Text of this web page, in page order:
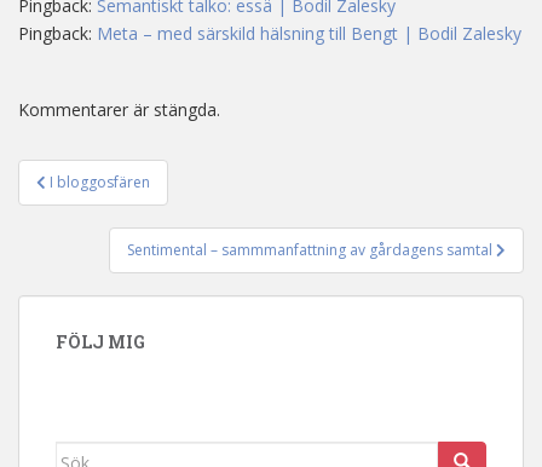
Pingback: Semantiskt talko: essä | Bodil Zalesky
Pingback: Meta – med särskild hälsning till Bengt | Bodil Zalesky
Kommentarer är stängda.
Inläggsnavigering
I bloggosfären
Sentimental – sammmanfattning av gårdagens samtal
FÖLJ MIG
Sök efter: